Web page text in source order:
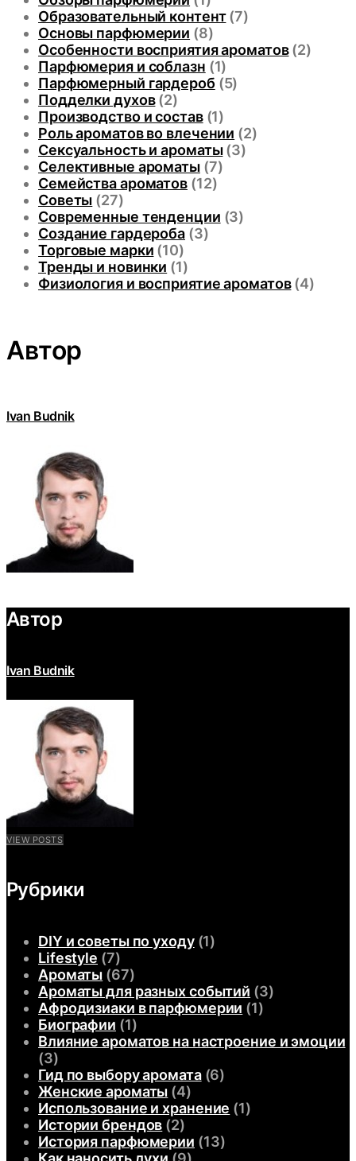
Образовательный контент(7)
Основы парфюмерии (8)
Особенности восприятия ароматов(2)
Парфюмерия и соблазн (1)
Парфюмерный гардероб (5)
Подделки духов(2)
Производство и состав(1)
Роль ароматов во влечении (2)
Сексуальность и ароматы(3)
Селективные ароматы(7)
Семейства ароматов(12)
Советы (27)
Современные тенденции (3)
Создание гардероба(3)
Торговые марки (10)
Тренды и новинки (1)
Физиология и восприятие ароматов(4)
Автор
Ivan Budnik
Автор
Ivan Budnik
VIEW POSTS
Рубрики
DIY и советы по уходу(1)
Lifestyle (7)
Ароматы (67)
Ароматы для разных событий (3)
Афродизиаки в парфюмерии (1)
Биографии (1)
Влияние ароматов на настроение и эмоции
(3)
Гид по выбору аромата(6)
Женские ароматы (4)
Использование и хранение (1)
Истории брендов (2)
История парфюмерии (13)